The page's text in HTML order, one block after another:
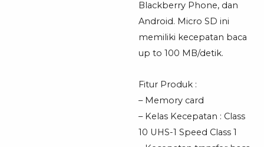
Blackberry Phone, dan
Android. Micro SD ini
memiliki kecepatan baca
up to 100 MB/detik.
Fitur Produk :
– Memory card
– Kelas Kecepatan : Class
10 UHS-1 Speed Class 1